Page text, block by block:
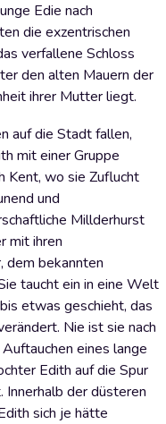
Edie nach
die exzentrischen
verfallene Schloss
den alten Mauern der
ihrer Mutter liegt.
auf die Stadt fallen,
mit einer Gruppe
Kent, wo sie Zuflucht
und
Millderhurst
mit ihren
dem bekannten
taucht ein in eine Welt
etwas geschieht, das
Nie ist sie nach
eines lange
Edith auf die Spur
Innerhalb der düsteren
sich je hätte